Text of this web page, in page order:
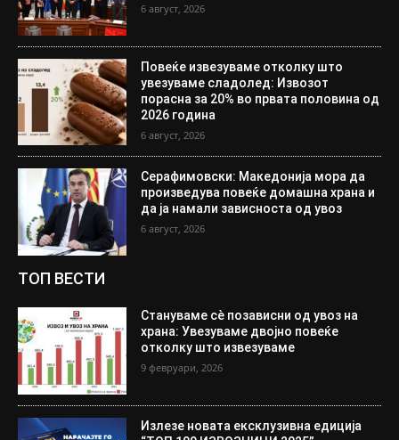
6 август, 2026
Повеќе извезуваме отколку што
увезуваме сладолед: Извозот
порасна за 20% во првата половина од
2026 година
6 август, 2026
Серафимовски: Македонија мора да
произведува повеќе домашна храна и
да ја намали зависноста од увоз
6 август, 2026
ТОП ВЕСТИ
Стануваме сè позависни од увоз на
храна: Увезуваме двојно повеќе
отколку што извезуваме
9 февруари, 2026
Излезе новата ексклузивна едиција